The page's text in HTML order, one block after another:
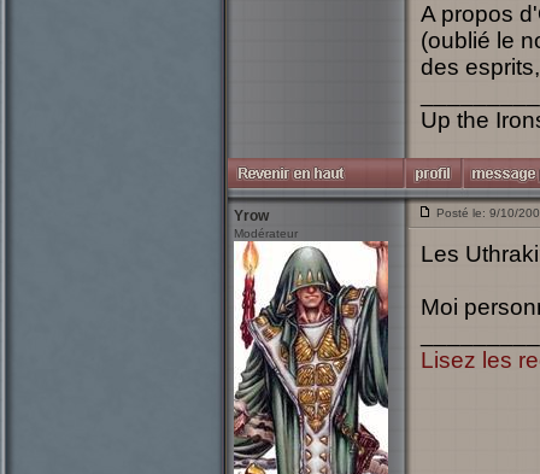
A propos
(oublié le
des
Up the
Yrow
Modérateur
Posté le: 9/10/
Les
Moi
Lisez les